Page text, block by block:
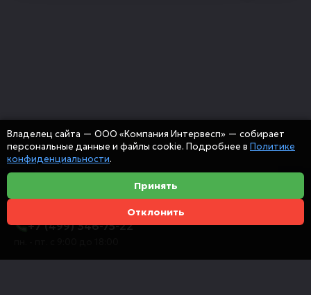
+7 (499) 346-75-22
Владелец сайта — ООО «Компания Интервесп» — собирает
персональные данные и файлы cookie. Подробнее в Политике
конфиденциальности.
Принять
Отклонить